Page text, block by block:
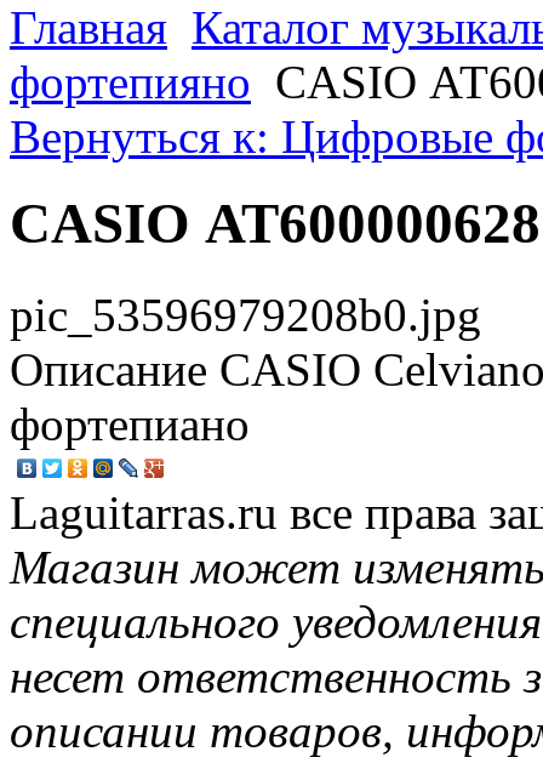
Главная Каталог
фортепияно CASIO
Вернуться к: Цифровые
CASIO АТ600000628
pic_53596979208b0.jpg
Описание CASIO
фортепиано
Laguitarras.ru все права
Магазин может
специального
несет ответственность
описании товаров,